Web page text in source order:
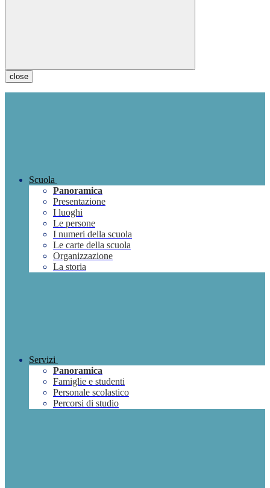
close
Scuola
Panoramica
Presentazione
I luoghi
Le persone
I numeri della scuola
Le carte della scuola
Organizzazione
La storia
Servizi
Panoramica
Famiglie e studenti
Personale scolastico
Percorsi di studio